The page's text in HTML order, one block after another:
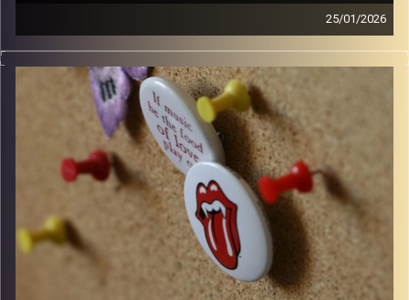
25/01/2026
קלאסיקות רוק עם אורן הוף.
włodi